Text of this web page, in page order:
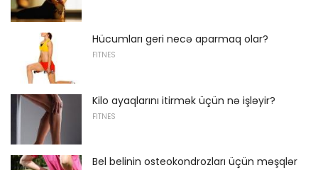
Hücumları geri necə aparmaq olar?
FITNES
Kilo ayaqlarını itirmək üçün nə işləyir?
FITNES
Bel belinin osteokondrozları üçün məşqlər